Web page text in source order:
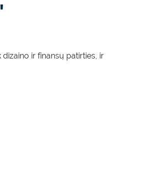
ir finansų patirties, ir